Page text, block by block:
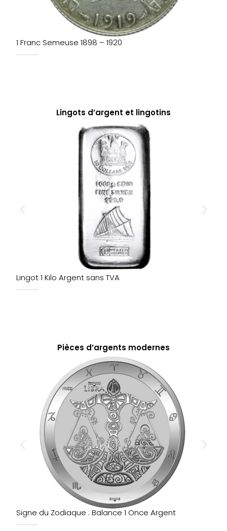
1 Franc Semeuse 1898 – 1920
Lingots d’argent et lingotins
Lingot 1 Kilo Argent sans TVA
Pièces d’argents modernes
Signe du Zodiaque : Balance 1 Once Argent